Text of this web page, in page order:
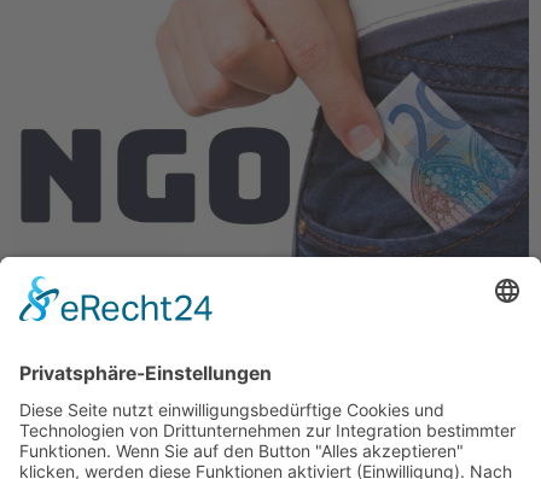
Sie heißen „Omas gegen Rechts“, Campact,
auch BUND. Sie nennen sich Nicht-
wissen, mit wie viel Geld die Regierung sie
unterstützt und ob sie sich politisch neutral